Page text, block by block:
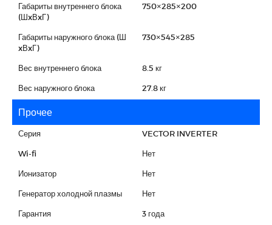
Габариты внутреннего блока
(ШxВxГ)
750×285×200
Габариты наружного блока (Ш
xВxГ)
730×545×285
Вес внутреннего блока 8.5 кг
Вес наружного блока 27.8 кг
Прочее
Серия VECTOR INVERTER
Wi-fi Нет
Ионизатор Нет
Генератор холодной плазмы Нет
Гарантия 3 года